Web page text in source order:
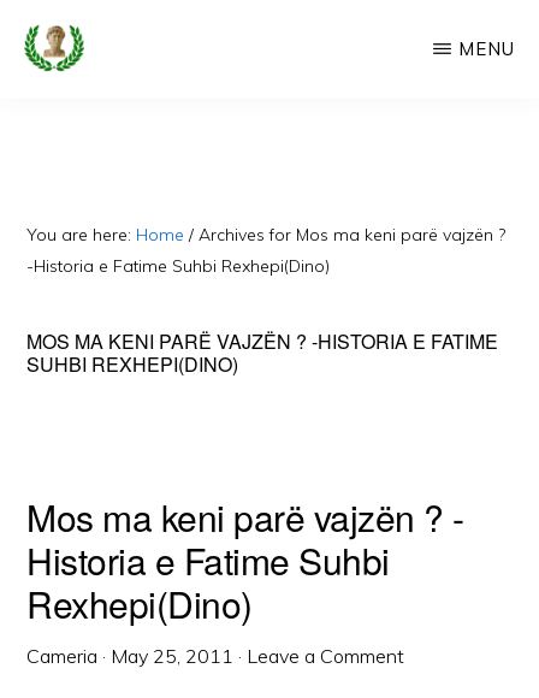
Skip
Faqe
e
Popullit
MENU
You are here: Home / Archives for Mos ma keni parë vajzën ?
-Historia e Fatime Suhbi Rexhepi(Dino)
MOS MA KENI PARË VAJZËN ? -HISTORIA E FATIME
SUHBI REXHEPI(DINO)
Mos ma keni parë vajzën ? -
Historia e Fatime Suhbi
Rexhepi(Dino)
Cameria · May 25, 2011 · Leave a Comment